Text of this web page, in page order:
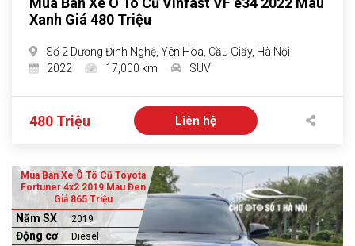
Xanh Giá 480 Triệu
Số 2 Dương Đình Nghệ, Yên Hòa, Cầu Giấy, Hà Nội
2022
17,000 km SUV
480 Triệu Liên hệ
Mua Bán Xe Ô Tô Cũ Toyota
Fortuner 4x2 2019 Màu Đen
Giá 865 Triệu
Năm SX 2019
Động cơ Diesel